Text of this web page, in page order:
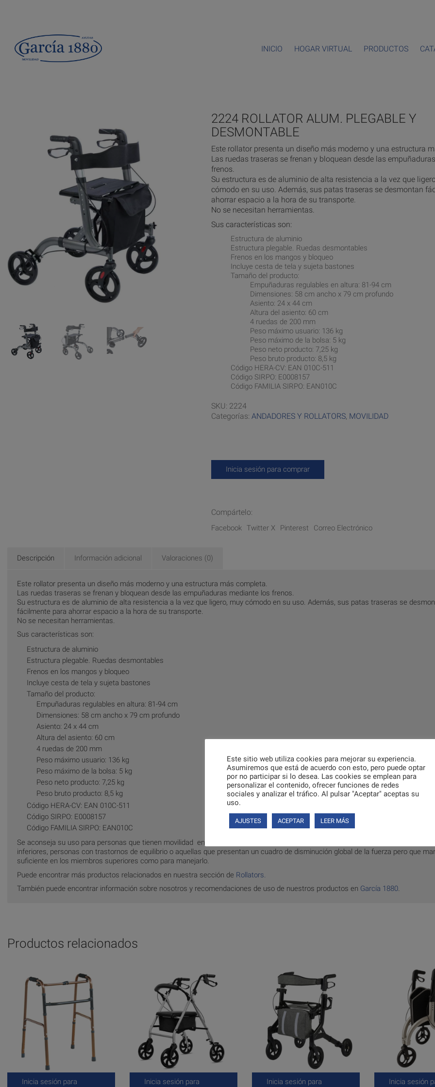
INICIO HOGAR VIRTUAL PRODUCTOS
2224 ROLLATOR ALUM. PLEGABLE Y
DESMONTABLE
Este rollator presenta un diseño más moderno y una estructura
Las ruedas traseras se frenan y bloquean desde las
frenos.
Su estructura es de aluminio de alta resistencia a la vez que
cómodo en su uso. Además, sus patas traseras se desmontan
ahorrar espacio a la hora de su transporte.
No se necesitan herramientas.
Sus características son:
Estructura de aluminio
Estructura plegable. Ruedas desmontables
Frenos en los mangos y bloqueo
Incluye cesta de tela y sujeta bastones
Tamaño del producto:
Empuñaduras regulables en altura: 81-94 cm
Dimensiones: 58 cm ancho x 79 cm profundo
Asiento: 24 x 44 cm
Altura del asiento: 60 cm
4 ruedas de 200 mm
Peso máximo usuario: 136 kg
Peso máximo de la bolsa: 5 kg
Peso neto producto: 7,25 kg
Peso bruto producto: 8,5 kg
Código HERA-CV: EAN 010C-511
Código SIRPO: E0008157
Código FAMILIA SIRPO: EAN010C
SKU: 2224
Categorías: ANDADORES Y ROLLATORS, MOVILIDAD
Inicia sesión para comprar
Compártelo:
Facebook Twitter X Pinterest Correo Electrónico
Descripción Información adicional Valoraciones (0)
Este rollator presenta un diseño más moderno y una estructura más completa.
Las ruedas traseras se frenan y bloquean desde las empuñaduras mediante los frenos.
Su estructura es de aluminio de alta resistencia a la vez que ligero, muy cómodo en su uso. Además, sus patas traseras se
fácilmente para ahorrar espacio a la hora de su transporte.
No se necesitan herramientas.
Sus características son:
Estructura de aluminio
Estructura plegable. Ruedas desmontables
Frenos en los mangos y bloqueo
Incluye cesta de tela y sujeta bastones
Tamaño del producto:
Empuñaduras regulables en altura: 81-94 cm
Dimensiones: 58 cm ancho x 79 cm profundo
Asiento: 24 x 44 cm
Altura del asiento: 60 cm
4 ruedas de 200 mm
Peso máximo usuario: 136 kg
Peso máximo de la bolsa: 5 kg
Peso neto producto: 7,25 kg
Peso bruto producto: 8,5 kg
Código HERA-CV: EAN 010C-511
Código SIRPO: E0008157
Código FAMILIA SIRPO: EAN010C
Se aconseja su uso para personas que tienen movilidad en las manos. Están indicados para personas con debilidad en uno o
inferiores, personas con trastornos de equilibrio o aquellas que presentan un cuadro de disminución global de la fuerza pero que
suficiente en los miembros superiores como para manejarlo.
Puede encontrar más productos relacionados en nuestra sección de Rollators.
También puede encontrar información sobre nosotros y recomendaciones de uso de nuestros productos en García 1880.
Productos relacionados
Inicia sesión para
Inicia sesión para
Inicia sesión para
Inicia sesión
Este sitio web utiliza cookies para mejorar su experiencia.
Asumiremos que está de acuerdo con esto, pero puede optar
por no participar si lo desea. Las cookies se emplean para
personalizar el contenido, ofrecer funciones de redes
sociales y analizar el tráfico. Al pulsar "Aceptar" aceptas su
uso.
AJUSTES ACEPTAR LEER MÁS